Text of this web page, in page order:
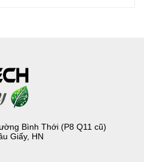
Bình Thới (P8 Q11 cũ)
Giấy, HN